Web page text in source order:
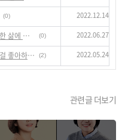
(0) 2022.12.14
[종료] 완독하지 않는 북클럽 4. 작고 단순한 삶에 진심입니다 (0) 2022.06.27
[종료] 완독하지 않는 북클럽 3. 좋아하는 걸 좋아하는 게 취미 (2) 2022.05.24
관련글 더보기